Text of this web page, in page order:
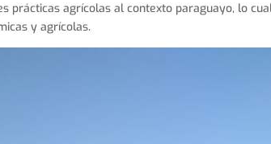
prácticas agrícolas al contexto paraguayo, lo
y agrícolas.